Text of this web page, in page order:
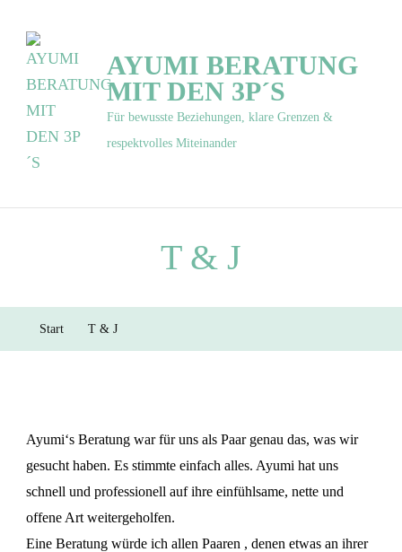
AYUMI BERATUNG
MIT DEN 3P´S
Für bewusste Beziehungen, klare Grenzen &
respektvolles Miteinander
T & J
Start T & J
Ayumi‘s Beratung war für uns als Paar genau das, was wir
gesucht haben. Es stimmte einfach alles. Ayumi hat uns
schnell und professionell auf ihre einfühlsame, nette und
offene Art weitergeholfen.
Eine Beratung würde ich allen Paaren , denen etwas an ihrer